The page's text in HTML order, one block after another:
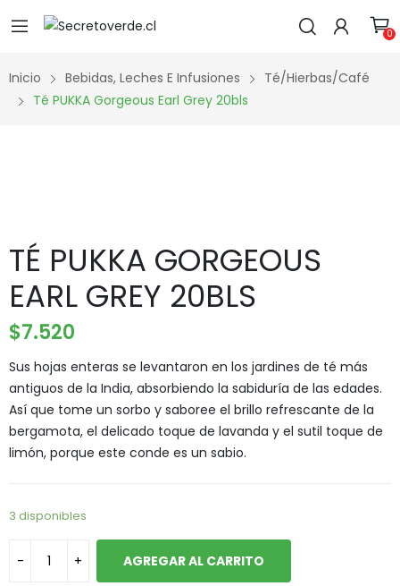
0
Inicio Bebidas, Leches E Infusiones
Té/Hierbas/Café
Té PUKKA Gorgeous Earl Grey 20bls
TÉ PUKKA GORGEOUS
EARL GREY 20BLS
$7.520
Sus hojas enteras se levantaron en los jardines de té más
antiguos de la India, absorbiendo la sabiduría de las edades.
Así que tome un sorbo y saboree el brillo refrescante de la
bergamota, el delicado toque de lavanda y el sutil toque de
limón, porque este conde es un sabio.
3 disponibles
AGREGAR AL CARRITO